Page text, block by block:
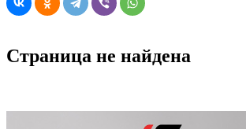
Страница не найдена